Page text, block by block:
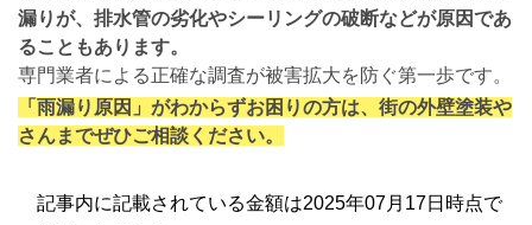
漏りが、排水管の劣化やシーリングの破断などが原因であ
ることもあります。
専門業者による正確な調査が被害拡大を防ぐ第一歩です。
「雨漏り原因」がわからずお困りの方は、街の外壁塗装や
さんまでぜひご相談ください。
記事内に記載されている金額は2025年07月17日時点で